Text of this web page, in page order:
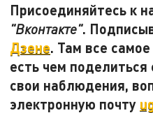
Присоединяйтесь к
"Вконтакте".
Дзене. Там все
есть чем
свои наблюдения,
электронную почту